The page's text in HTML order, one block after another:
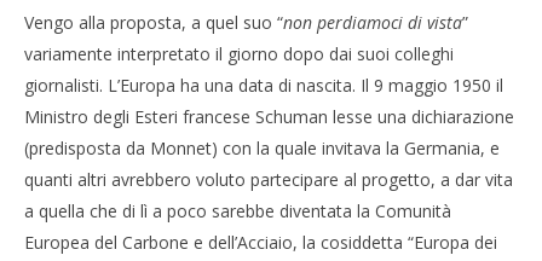
Vengo alla proposta, a quel suo “non perdiamoci di vista”
variamente interpretato il giorno dopo dai suoi colleghi
giornalisti. L’Europa ha una data di nascita. Il 9 maggio 1950 il
Ministro degli Esteri francese Schuman lesse una dichiarazione
(predisposta da Monnet) con la quale invitava la Germania, e
quanti altri avrebbero voluto partecipare al progetto, a dar vita
a quella che di lì a poco sarebbe diventata la Comunità
Europea del Carbone e dell’Acciaio, la cosiddetta “Europa dei